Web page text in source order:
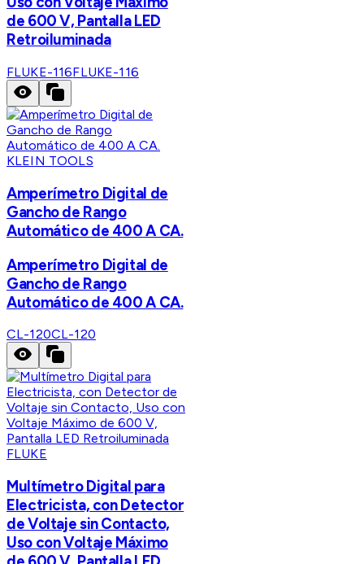
de 600 V, Pantalla LED
Retroiluminada
FLUKE-116FLUKE-116
KLEIN TOOLS
Amperímetro Digital de
Gancho de Rango
Automático de 400 A CA.
Amperímetro Digital de
Gancho de Rango
Automático de 400 A CA.
CL-120CL-120
FLUKE
Multímetro Digital para
Electricista, con Detector
de Voltaje sin Contacto,
Uso con Voltaje Máximo